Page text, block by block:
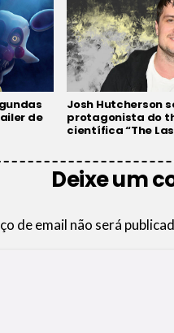
de
Josh Hutcherson
protagonista do
científica “The
Deixe um
de email não será